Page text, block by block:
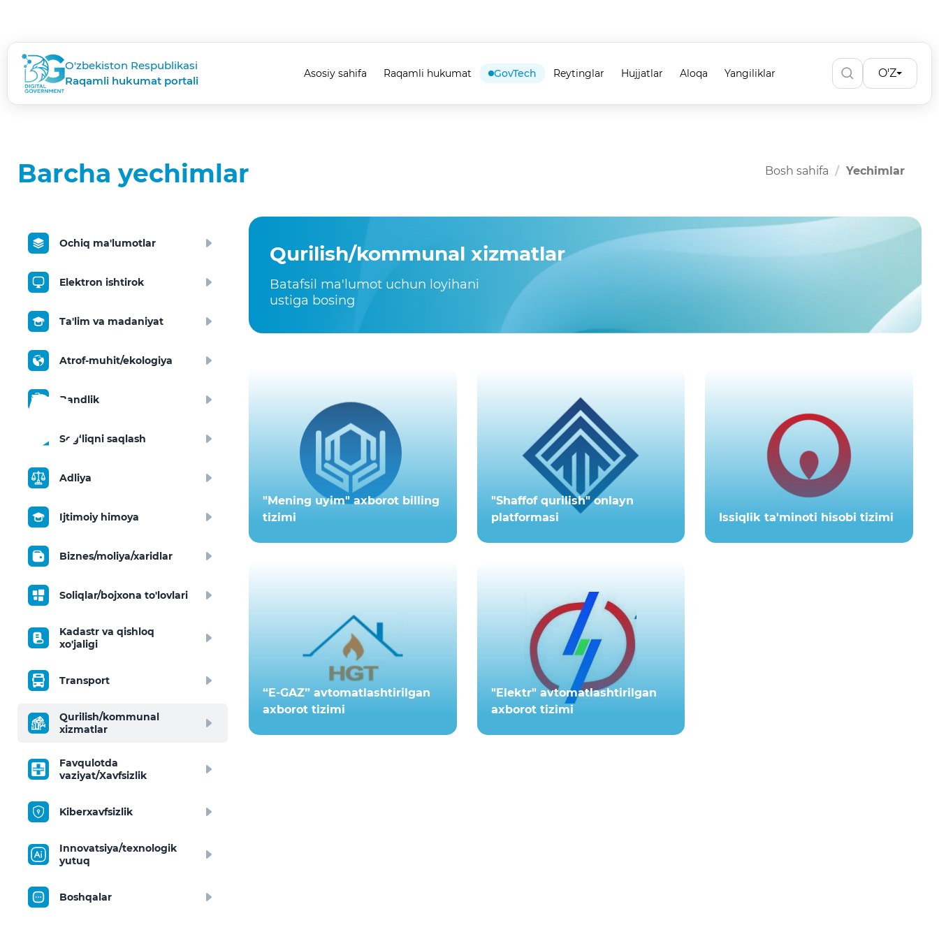
O'zbekiston Respublikasi
Raqamli hukumat portali
Asosiy sahifa Raqamli hukumat GovTech Reytinglar Hujjatlar Aloqa Yangiliklar O'Z
Barcha yechimlar Bosh sahifa Yechimlar
Ochiq ma'lumotlar
Elektron ishtirok
Ta'lim va madaniyat
Atrof-muhit/ekologiya
Bandlik
Sog‘liqni saqlash
Adliya
Ijtimoiy himoya
Biznes/moliya/xaridlar
Soliqlar/bojxona to'lovlari
Kadastr va qishloq
xo'jaligi
Transport
Qurilish/kommunal
xizmatlar
Favqulotda
vaziyat/Xavfsizlik
Kiberxavfsizlik
Innovatsiya/texnologik
yutuq
Boshqalar
Qurilish/kommunal xizmatlar
Batafsil ma'lumot uchun loyihani
ustiga bosing
"Mening uyim" axborot billing
tizimi
"Shaffof qurilish" onlayn
platformasi
Issiqlik ta'minoti hisobi tizimi
“E-GAZ” avtomatlashtirilgan
axborot tizimi
"Elektr" avtomatlashtirilgan
axborot tizimi